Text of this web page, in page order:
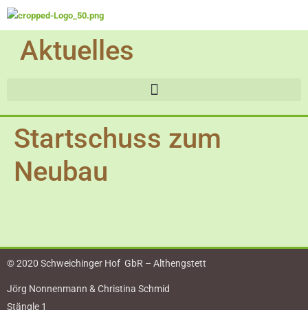
Aktuelles
Startschuss zum
Neubau
© 2020 Schweichinger Hof GbR – Althengstett
Jörg Nonnenmann & Christina Schmid
Stängle 1